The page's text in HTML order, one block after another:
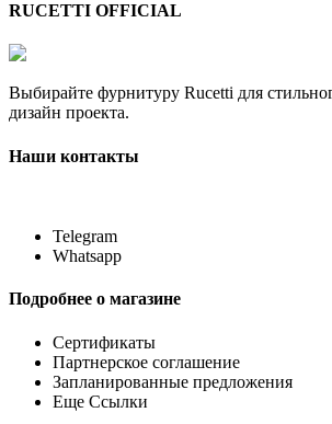
RUCETTI OFFICIAL
Выбирайте фурнитуру Rucetti для
дизайн проекта.
Наши контакты
Telegram
Whatsapp
Подробнее о магазине
Сертификаты
Партнерское соглашение
Запланированные предложения
Еще Ссылки